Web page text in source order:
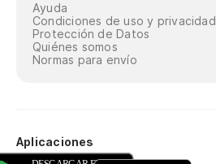
Ayuda
Condiciones de uso y privacidad
Protección de Datos
Quiénes somos
Normas para envío
Aplicaciones